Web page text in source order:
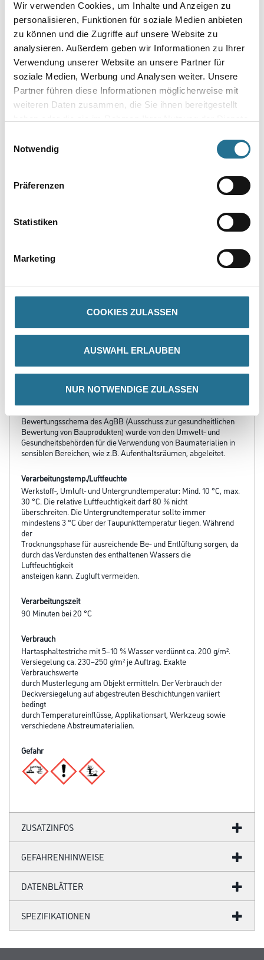
Wir verwenden Cookies, um Inhalte und Anzeigen zu
personalisieren, Funktionen für soziale Medien anbieten
zu können und die Zugriffe auf unsere Website zu
analysieren. Außerdem geben wir Informationen zu Ihrer
Verwendung unserer Website an unsere Partner für
soziale Medien, Werbung und Analysen weiter. Unsere
Partner führen diese Informationen möglicherweise mit
weiteren Daten zusammen, die Sie ihnen bereitgestellt
Notwendig
Präferenzen
Statistiken
Marketing
COOKIES ZULASSEN
AUSWAHL ERLAUBEN
NUR NOTWENDIGE ZULASSEN
Umrechnungsfaktoren
- Hohe Schlagfestigkeit
- Sehr gute Abriebfestigkeit
- Geringer Verschleiß
- Wasserdampfdiffusionsfähig
- Reifenfest
- Emissionsminimiert
Bewertungsschema des AgBB (Ausschuss zur gesundheitlichen
Bewertung von Bauprodukten) wurde von den Umwelt- und
Gesundheitsbehörden für die Verwendung von Baumaterialien in
sensiblen Bereichen, wie z.B. Aufenthaltsräumen, abgeleitet.
Verarbeitungstemp./Luftfeuchte
Werkstoff-, Umluft- und Untergrundtemperatur: Mind. 10 °C, max.
30 °C. Die relative Luftfeuchtigkeit darf 80 % nicht
überschreiten. Die Untergrundtemperatur sollte immer
mindestens 3 °C über der Taupunkttemperatur liegen. Während
der
Trocknungsphase für ausreichende Be- und Entlüftung sorgen, da
durch das Verdunsten des enthaltenen Wassers die
Luftfeuchtigkeit
ansteigen kann. Zugluft vermeiden.
Verarbeitungszeit
90 Minuten bei 20 °C
Verbrauch
Hartasphaltestriche mit 5–10 % Wasser verdünnt ca. 200 g/m².
Versiegelung ca. 230–250 g/m² je Auftrag. Exakte
Verbrauchswerte
durch Musterlegung am Objekt ermitteln. Der Verbrauch der
Deckversiegelung auf abgestreuten Beschichtungen variiert
bedingt
durch Temperatureinflüsse, Applikationsart, Werkzeug sowie
verschiedene Abstreumaterialien.
Gefahr
ZUSATZINFOS
GEFAHRENHINWEISE
DATENBLÄTTER
SPEZIFIKATIONEN